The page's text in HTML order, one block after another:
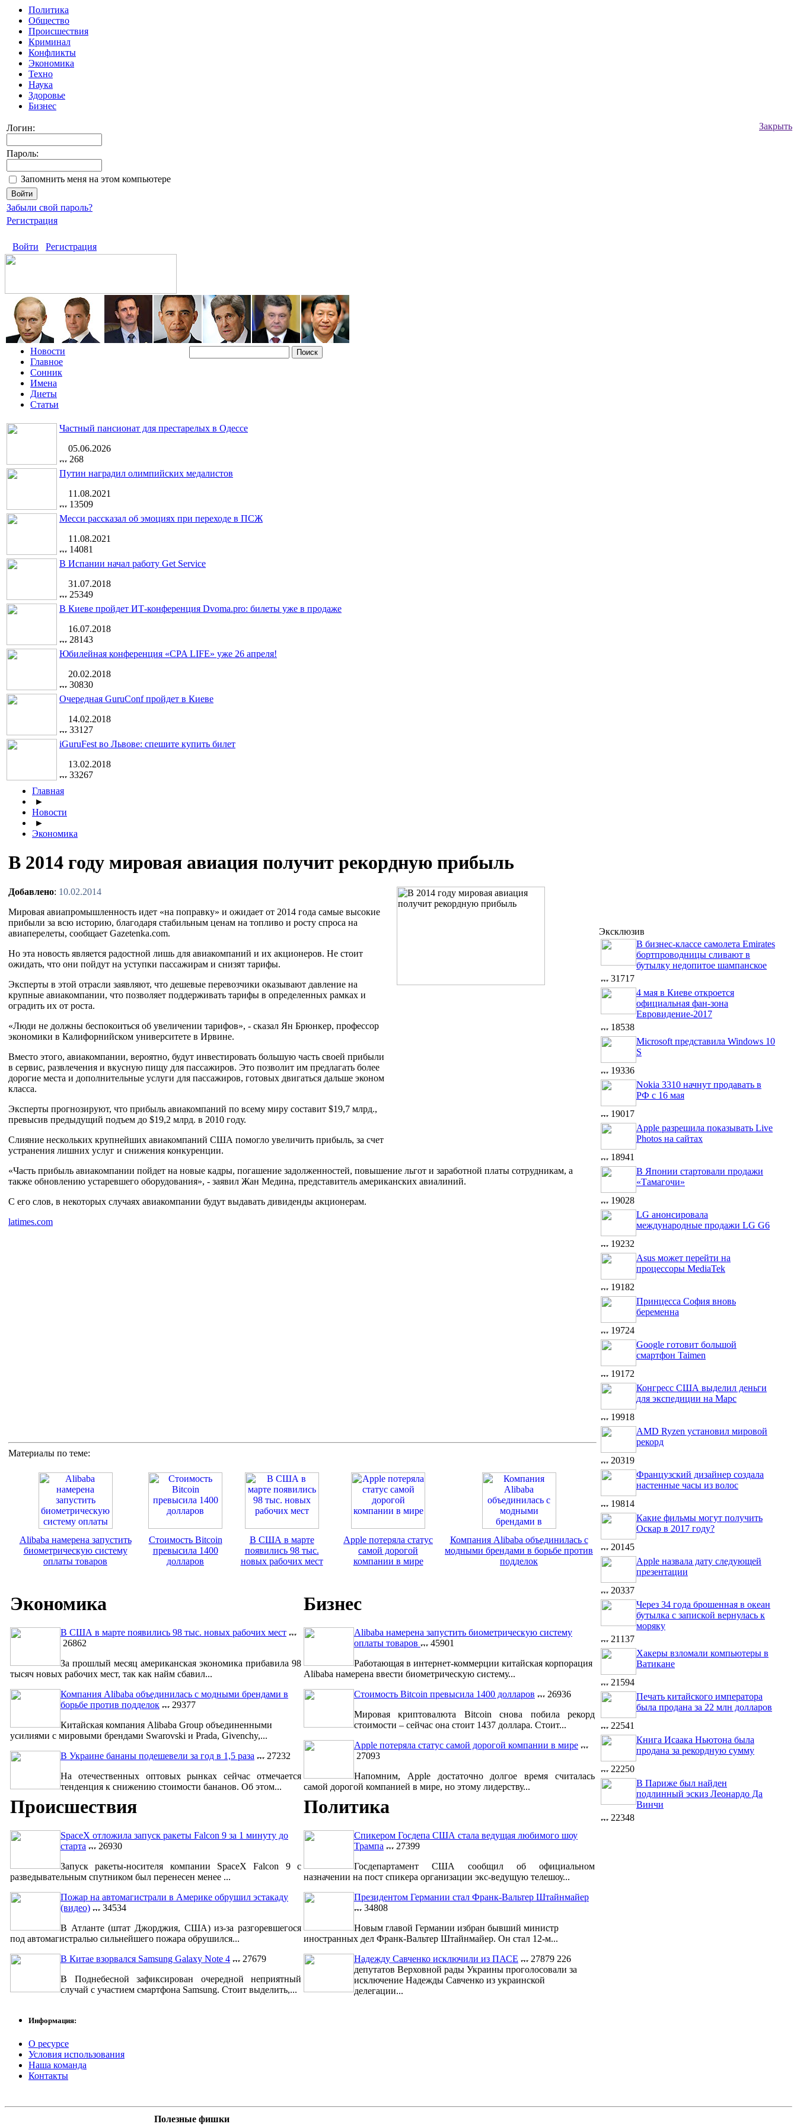
Политика
Общество
Происшествия
Криминал
Конфликты
Экономика
Техно
Наука
Здоровье
Бизнес
Закрыть
Логин:
Пароль:
Запомнить меня на этом компьютере
Забыли свой пароль?
Регистрация
Войти Регистрация
Новости
Главное
Сонник
Имена
Диеты
Статьи
Частный пансионат для престарелых в Одессе
05.06.2026
268
Путин наградил олимпийских медалистов
11.08.2021
13509
Месси рассказал об эмоциях при переходе в ПСЖ
11.08.2021
14081
В Испании начал работу Get Service
31.07.2018
25349
В Киеве пройдет ИТ-конференция Dvoma.pro: билеты уже в продаже
16.07.2018
28143
Юбилейная конференция «CPA LIFE» уже 26 апреля!
20.02.2018
30830
Очередная GuruConf пройдет в Киеве
14.02.2018
33127
iGuruFest во Львове: спешите купить билет
13.02.2018
33267
Главная
►
Новости
►
Экономика
В 2014 году мировая авиация получит рекордную прибыль
Добавлено: 10.02.2014
Мировая авиапромышленность идет «на поправку» и ожидает от 2014 года самые высокие
прибыли за всю историю, благодаря стабильным ценам на топливо и росту спроса на
авиаперелеты, сообщает Gazetenka.com.
Но эта новость является радостной лишь для авиакомпаний и их акционеров. Не стоит
ожидать, что они пойдут на уступки пассажирам и снизят тарифы.
Эксперты в этой отрасли заявляют, что дешевые перевозчики оказывают давление на
крупные авиакомпании, что позволяет поддерживать тарифы в определенных рамках и
оградить их от роста.
«Люди не должны беспокоиться об увеличении тарифов», - сказал Ян Брюнкер, профессор
экономики в Калифорнийском университете в Ирвине.
Вместо этого, авиакомпании, вероятно, будут инвестировать большую часть своей прибыли
в сервис, развлечения и вкусную пищу для пассажиров. Это позволит им предлагать более
дорогие места и дополнительные услуги для пассажиров, готовых двигаться дальше эконом
класса.
Эксперты прогнозируют, что прибыль авиакомпаний по всему миру составит $19,7 млрд.,
превысив предыдущий подъем до $19,2 млрд. в 2010 году.
Слияние нескольких крупнейших авиакомпаний США помогло увеличить прибыль, за счет
устранения лишних услуг и снижения конкуренции.
«Часть прибыль авиакомпании пойдет на новые кадры, погашение задолженностей, повышение льгот и заработной платы сотрудникам, а
также обновлению устаревшего оборудования», - заявил Жан Медина, представитель американских авиалиний.
С его слов, в некоторых случаях авиакомпании будут выдавать дивиденды акционерам.
latimes.com
Материалы по теме:
Alibaba намерена запустить
биометрическую систему
оплаты товаров
Стоимость Bitcoin
превысила 1400
долларов
В США в марте
появились 98 тыс.
новых рабочих мест
Apple потеряла статус
самой дорогой
компании в мире
Компания Alibaba объединилась с
модными брендами в борьбе против
подделок
Экономика
В США в марте появились 98 тыс. новых рабочих мест
26862
За прошлый месяц американская экономика прибавила 98
тысяч новых рабочих мест, так как найм сбавил...
Компания Alibaba объединилась с модными брендами в
борьбе против подделок
29377
Китайская компания Alibaba Group объединенными
усилиями с мировыми брендами Swarovski и Prada, Givenchy,...
В Украине бананы подешевели за год в 1,5 раза
27232
На отечественных оптовых рынках сейчас отмечается
тенденция к снижению стоимости бананов. Об этом...
Бизнес
Alibaba намерена запустить биометрическую систему
оплаты товаров
45901
Работающая в интернет-коммерции китайская корпорация
Alibaba намерена ввести биометрическую систему...
Стоимость Bitcoin превысила 1400 долларов
26936
Мировая криптовалюта Bitcoin снова побила рекорд
стоимости – сейчас она стоит 1437 доллара. Стоит...
Apple потеряла статус самой дорогой компании в мире
27093
Напомним, Apple достаточно долгое время считалась
самой дорогой компанией в мире, но этому лидерству...
Происшествия
SpaceX отложила запуск ракеты Falcon 9 за 1 минуту до
старта
26930
Запуск ракеты-носителя компании SpaceX Falcon 9 с
разведывательным спутником был перенесен менее ...
Пожар на автомагистрали в Америке обрушил эстакаду
(видео)
34534
В Атланте (штат Джорджия, США) из-за разгоревшегося
под автомагистралью сильнейшего пожара обрушился...
В Китае взорвался Samsung Galaxy Note 4
27679
В Поднебесной зафиксирован очередной неприятный
случай с участием смартфона Samsung. Стоит выделить,...
Политика
Спикером Госдепа США стала ведущая любимого шоу
Трампа
27399
Госдепартамент США сообщил об официальном
назначении на пост спикера организации экс-ведущую телешоу...
Президентом Германии стал Франк-Вальтер Штайнмайер
34808
Новым главой Германии избран бывший министр
иностранных дел Франк-Вальтер Штайнмайер. Он стал 12-м...
Надежду Савченко исключили из ПАСЕ
27879 226
депутатов Верховной рады Украины проголосовали за
исключение Надежды Савченко из украинской
делегации...
Эксклюзив
В бизнес-классе самолета Emirates
бортпроводницы сливают в
бутылку недопитое шампанское
31717
4 мая в Киеве откроется
официальная фан-зона
Евровидение-2017
18538
Microsoft представила Windows 10
S
19336
Nokia 3310 начнут продавать в
РФ с 16 мая
19017
Apple разрешила показывать Live
Photos на сайтах
18941
В Японии стартовали продажи
«Тамагочи»
19028
LG анонсировала
международные продажи LG G6
19232
Asus может перейти на
процессоры MediaTek
19182
Принцесса София вновь
беременна
19724
Google готовит большой
смартфон Taimen
19172
Конгресс США выделил деньги
для экспедиции на Марс
19918
AMD Ryzen установил мировой
рекорд
20319
Французский дизайнер создала
настенные часы из волос
19814
Какие фильмы могут получить
Оскар в 2017 году?
20145
Apple назвала дату следующей
презентации
20337
Через 34 года брошенная в океан
бутылка с запиской вернулась к
моряку
21137
Хакеры взломали компьютеры в
Ватикане
21594
Печать китайского императора
была продана за 22 млн долларов
22541
Книга Исаака Ньютона была
продана за рекордную сумму
22250
В Париже был найден
подлинный эскиз Леонардо Да
Винчи
22348
Информация:
О ресурсе
Условия использования
Наша команда
Контакты
Полезные фишки